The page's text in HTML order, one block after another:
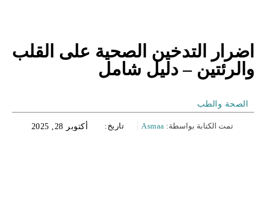
اضرار التدخين الصحية على القلب
والرئتين – دليل شامل
الصحة والطب
تمت الكتابة بواسطة: Asmaa تاريخ: أكتوبر 28, 2025